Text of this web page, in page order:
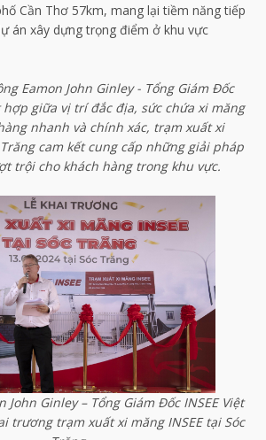
Cần Thơ 57km, mang lại tiềm năng tiếp
án xây dựng trọng điểm ở khu vực
Eamon John Ginley - Tổng Giám Đốc
giữa vị trí đắc địa, sức chứa xi măng
nhanh và chính xác, trạm xuất xi
Trăng cam kết cung cấp những giải pháp
trội cho khách hàng trong khu vực.
John Ginley – Tổng Giám Đốc INSEE Việt
trương trạm xuất xi măng INSEE tại Sóc